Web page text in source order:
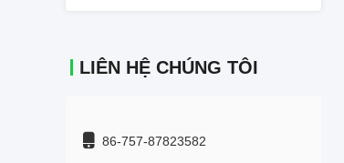
LIÊN HỆ CHÚNG TÔI
86-757-87823582